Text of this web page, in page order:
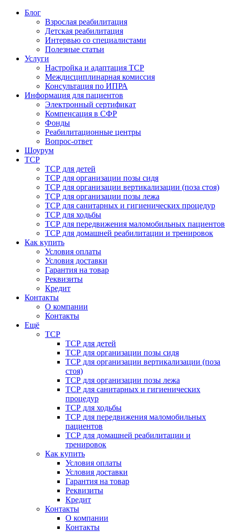
Блог
Взрослая реабилитация
Детская реабилитация
Интервью со специалистами
Полезные статьи
Услуги
Настройка и адаптация ТСР
Междисциплинарная комиссия
Консультация по ИПРА
Информация для пациентов
Электронный сертификат
Компенсация в СФР
Фонды
Реабилитационные центры
Вопрос-ответ
Шоурум
ТСР
ТСР для детей
ТСР для организации позы сидя
ТСР для организации вертикализации (поза стоя)
ТСР для организации позы лежа
ТСР для санитарных и гигиенических процедур
ТСР для ходьбы
ТСР для передвижения маломобильных пациентов
ТСР для домашней реабилитации и тренировок
Как купить
Условия оплаты
Условия доставки
Гарантия на товар
Реквизиты
Кредит
Контакты
О компании
Контакты
Ещё
ТСР
ТСР для детей
ТСР для организации позы сидя
ТСР для организации вертикализации (поза
стоя)
ТСР для организации позы лежа
ТСР для санитарных и гигиенических
процедур
ТСР для ходьбы
ТСР для передвижения маломобильных
пациентов
ТСР для домашней реабилитации и
тренировок
Как купить
Условия оплаты
Условия доставки
Гарантия на товар
Реквизиты
Кредит
Контакты
О компании
Контакты